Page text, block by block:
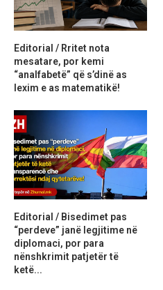
Editorial / Rritet nota
mesatare, por kemi
“analfabetë” që s’dinë as
lexim e as matematikë!
Editorial / Bisedimet pas
“perdeve” janë legjitime në
diplomaci, por para
nënshkrimit patjetër të
ketë...